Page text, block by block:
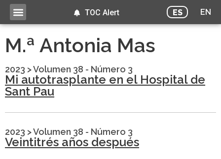
ES EN
TOC Alert
M.ª Antonia Mas
2023 >Volumen 38 - Número 3
Mi autotrasplante en el Hospital de
Sant Pau
2023 >Volumen 38 - Número 3
Veintitrés años después